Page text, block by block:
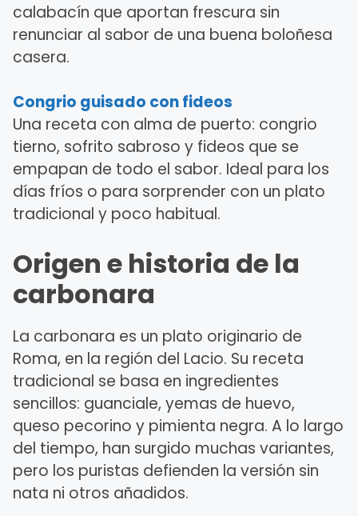
calabacín que aportan frescura sin
renunciar al sabor de una buena boloñesa
casera.
Congrio guisado con fideos
Una receta con alma de puerto: congrio
tierno, sofrito sabroso y fideos que se
empapan de todo el sabor. Ideal para los
días fríos o para sorprender con un plato
tradicional y poco habitual.
Origen e historia de la
carbonara
La carbonara es un plato originario de
Roma, en la región del Lacio. Su receta
tradicional se basa en ingredientes
sencillos: guanciale, yemas de huevo,
queso pecorino y pimienta negra. A lo largo
del tiempo, han surgido muchas variantes,
pero los puristas defienden la versión sin
nata ni otros añadidos.